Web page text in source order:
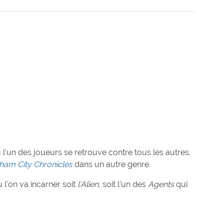
des joueurs se retrouve contre tous les autres.
City Chroniclesdans un autre genre.
l’on va incarner soit l’Alien, soit l’un des Agentsqui